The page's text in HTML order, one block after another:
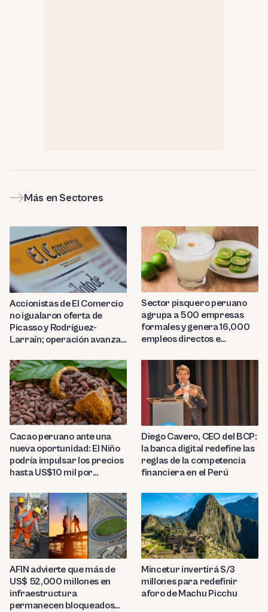
Más en Sectores
Accionistas de El Comercio
no igualaron oferta de
Picasso y Rodríguez-
Larraín; operación avanza
Sector pisquero peruano
agrupa a 500 empresas
formales y genera 16,000
empleos directos e
Cacao peruano ante una
nueva oportunidad: El Niño
podría impulsar los precios
hasta US$10 mil por
Diego Cavero, CEO del BCP:
la banca digital redefine las
reglas de la competencia
financiera en el Perú
AFIN advierte que más de
US$ 52,000 millones en
infraestructura
permanecen bloqueados
Mincetur invertirá S/3
millones para redefinir
aforo de Machu Picchu